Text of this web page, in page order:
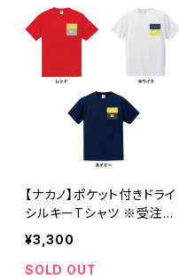
【ナカノ】ポケット付きドライ
シルキーTシャツ ※受注生
産商品
¥3,300
SOLD OUT